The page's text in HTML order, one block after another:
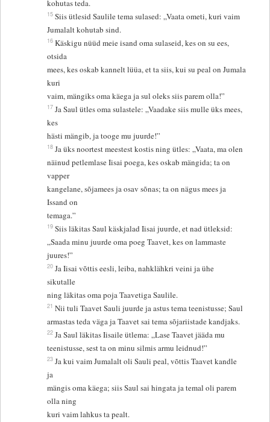
kohutas teda.
15 Siis ütlesid Saulile tema sulased: „Vaata ometi, kuri vaim
Jumalalt kohutab sind.
16 Käskigu nüüd meie isand oma sulaseid, kes on su ees,
otsida
mees, kes oskab kannelt lüüa, et ta siis, kui su peal on Jumala
kuri
vaim, mängiks oma käega ja sul oleks siis parem olla!”
17 Ja Saul ütles oma sulastele: „Vaadake siis mulle üks mees,
kes
hästi mängib, ja tooge mu juurde!”
18 Ja üks noortest meestest kostis ning ütles: „Vaata, ma olen
näinud petlemlase Iisai poega, kes oskab mängida; ta on
vapper
kangelane, sõjamees ja osav sõnas; ta on nägus mees ja
Issand on
temaga.”
19 Siis läkitas Saul käskjalad Iisai juurde, et nad ütleksid:
„Saada minu juurde oma poeg Taavet, kes on lammaste
juures!”
20 Ja Iisai võttis eesli, leiba, nahklähkri veini ja ühe
sikutalle
ning läkitas oma poja Taavetiga Saulile.
21 Nii tuli Taavet Sauli juurde ja astus tema teenistusse; Saul
armastas teda väga ja Taavet sai tema sõjariistade kandjaks.
22 Ja Saul läkitas Iisaile ütlema: „Lase Taavet jääda mu
teenistusse, sest ta on minu silmis armu leidnud!”
23 Ja kui vaim Jumalalt oli Sauli peal, võttis Taavet kandle
ja
mängis oma käega; siis Saul sai hingata ja temal oli parem
olla ning
kuri vaim lahkus ta pealt.